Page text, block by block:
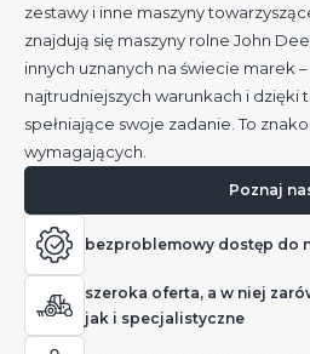
zestawy i inne maszyny
znajdują się maszyny rolne John
innych uznanych na świecie marek
najtrudniejszych warunkach i dzięki
spełniające swoje zadanie. To
wymagających.
Poznaj
bezproblemowy dostęp do
szeroka oferta, a w niej
jak i specjalistyczne